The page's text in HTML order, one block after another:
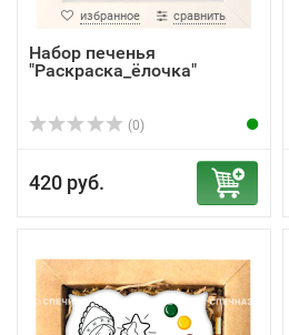
избранное сравнить
Набор печенья
"Раскраска_ёлочка"
(0)
420 руб.